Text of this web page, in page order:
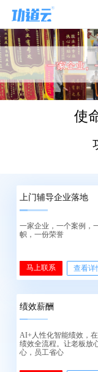
使
上门辅导企业落地
一家企业，一个案例，
帜，一份荣誉
马上联系 查看详
绩效薪酬
AI+人性化智能绩效，
绩效全流程。让老板放
心，员工省心